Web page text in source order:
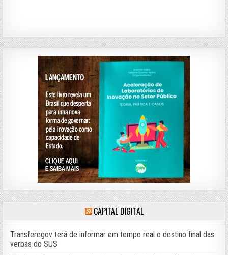
CAPITAL DIGITAL
Transferegov terá de informar em tempo real o destino final das
verbas do SUS